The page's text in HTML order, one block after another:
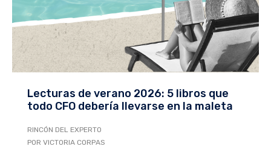
Lecturas de verano 2026: 5 libros que
todo CFO debería llevarse en la maleta
RINCÓN DEL EXPERTO
POR VICTORIA CORPAS